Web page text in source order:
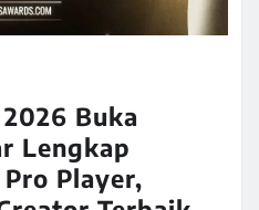
Buka
Lengkap
Player,